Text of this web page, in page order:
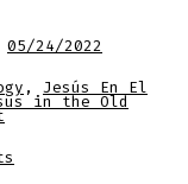
05/24/2022
, Jesús En El
in the Old
¿En